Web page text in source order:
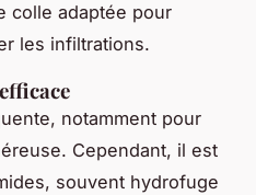
colle adaptée pour
les infiltrations.
notamment pour
Cependant, il est
souvent hydrofuge